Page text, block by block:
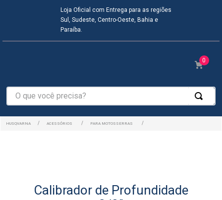
Loja Oficial com Entrega para as regiões
Sul, Sudeste, Centro-Oeste, Bahia e
Paraíba.
0
O que você precisa?
ACESSÓRIOS PARA MOTOSSERRAS
Calibrador de Profundidade